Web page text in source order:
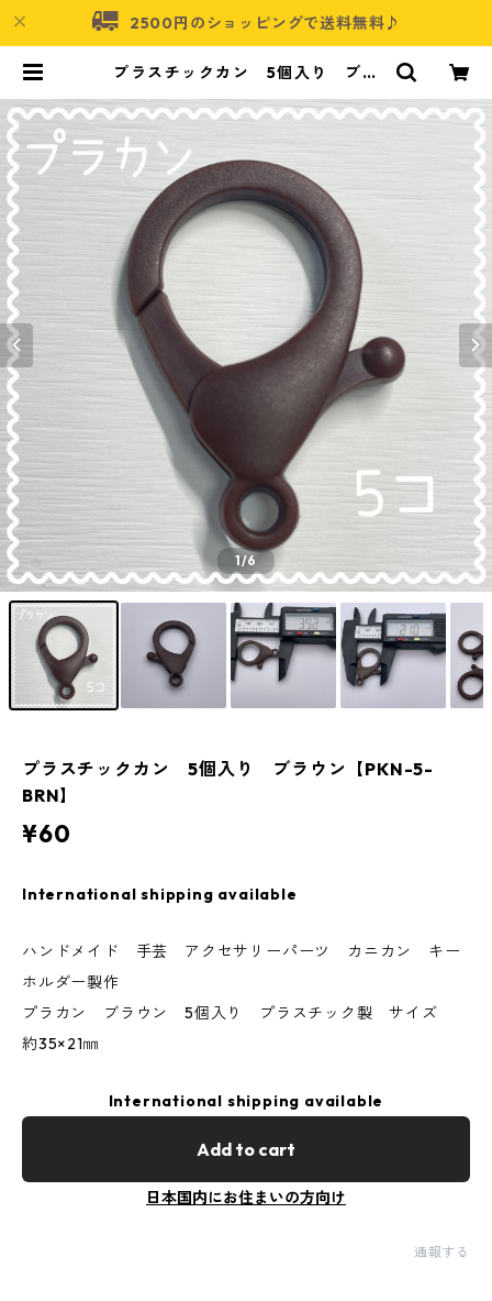
2500円のショッピングで送料無料♪
プラスチックカン 5個入り ブラ
ーパーツショップ・可愛いハンドメ
イドパーツ通販 | ネムネコ
1/6
プラスチックカン 5個入り ブラウン【PKN-5-
BRN】
¥60
International shipping available
ハンドメイド 手芸 アクセサリーパーツ カニカン キー
ホルダー製作
プラカン ブラウン 5個入り プラスチック製 サイズ
約35×21㎜
International shipping available
Add to cart
日本国内にお住まいの方向け
通報する